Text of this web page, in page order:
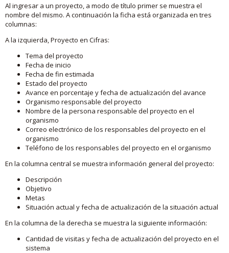
Al ingresar a un proyecto, a modo de título primer se muestra el
nombre del mismo. A continuación la ficha está organizada en tres
columnas:
A la izquierda, Proyecto en Cifras:
Tema del proyecto
Fecha de inicio
Fecha de fin estimada
Estado del proyecto
Avance en porcentaje y fecha de actualización del avance
Organismo responsable del proyecto
Nombre de la persona responsable del proyecto en el
organismo
Correo electrónico de los responsables del proyecto en el
organismo
Teléfono de los responsables del proyecto en el organismo
En la columna central se muestra información general del proyecto:
Descripción
Objetivo
Metas
Situación actual y fecha de actualización de la situación actual
En la columna de la derecha se muestra la siguiente información:
Cantidad de visitas y fecha de actualización del proyecto en el
sistema